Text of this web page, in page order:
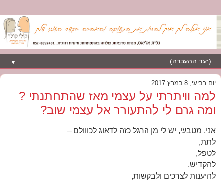
▼
יום רביעי, 8 במרץ 2017
למה וויתרתי על עצמי מאז שהתחתנתי ?
ומה גרם לי להתעורר אל עצמי שוב?
אני, מטבעי, יש לי מן הרגל כזה לדאוג לכווולם –
לתת,
לטפל,
להקדיש,
להיענות לצרכים ולבקשות,